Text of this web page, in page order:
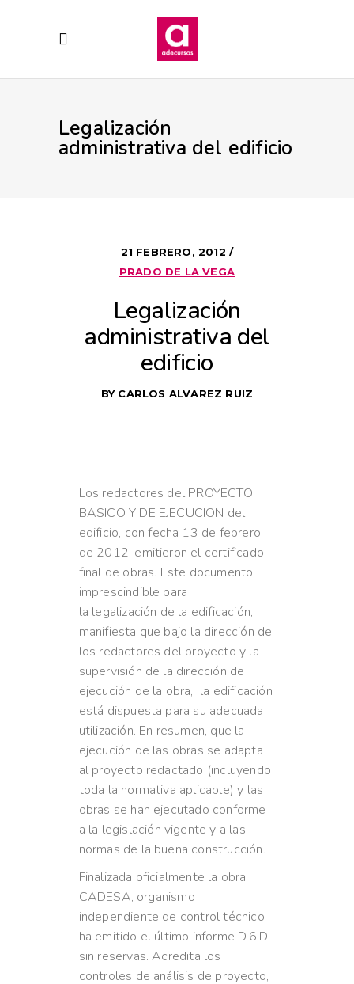
Legalización
administrativa del edificio
21 FEBRERO, 2012
PRADO DE LA VEGA
Legalización
administrativa del
edificio
BY CARLOS ALVAREZ RUIZ
Los redactores del PROYECTO
BASICO Y DE EJECUCION del
edificio, con fecha 13 de febrero
de 2012, emitieron el certificado
final de obras. Este documento,
imprescindible para
la legalización de la edificación,
manifiesta que bajo la dirección de
los redactores del proyecto y la
supervisión de la dirección de
ejecución de la obra, la edificación
está dispuesta para su adecuada
utilización. En resumen, que la
ejecución de las obras se adapta
al proyecto redactado (incluyendo
toda la normativa aplicable) y las
obras se han ejecutado conforme
a la legislación vigente y a las
normas de la buena construcción.
Finalizada oficialmente la obra
CADESA, organismo
independiente de control técnico
ha emitido el último informe D.6.D
sin reservas. Acredita los
controles de análisis de proyecto,